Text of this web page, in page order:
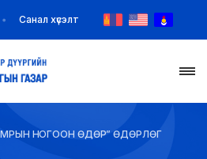
Санал хүсэлт
НОГООН ӨДӨР” ӨДӨРЛӨГ